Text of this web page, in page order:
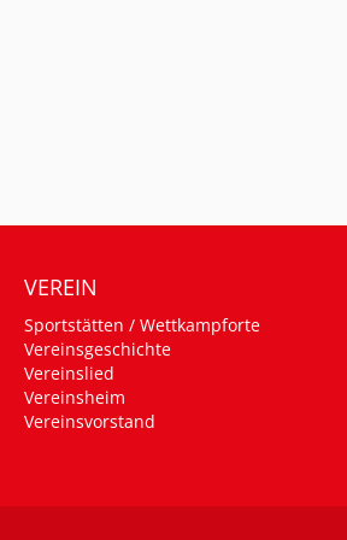
VEREIN
Sportstätten / Wettkampforte
Vereinsgeschichte
Vereinslied
Vereinsheim
Vereinsvorstand